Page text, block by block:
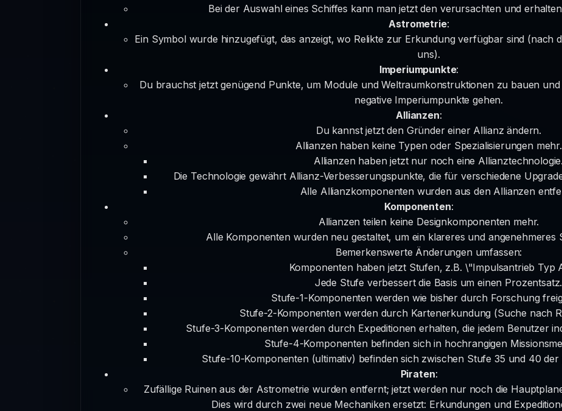
Bei der Auswahl eines Schiffes kann man jetzt den verursachten und
Astrometrie:
Ein Symbol wurde hinzugefügt, das anzeigt, wo Relikte zur Erkundung verfügbar sind (nach
uns).
Imperiumpunkte:
Du brauchst jetzt genügend Punkte, um Module und Weltraumkonstruktionen zu bauen
negative Imperiumpunkte gehen.
Allianzen:
Du kannst jetzt den Gründer einer Allianz ändern.
Allianzen haben keine Typen oder Spezialisierungen mehr.
Allianzen haben jetzt nur noch eine Allianztechnologie.
Die Technologie gewährt Allianz-Verbesserungspunkte, die für verschiedene
Alle Allianzkomponenten wurden aus den Allianzen
Komponenten:
Allianzen teilen keine Designkomponenten mehr.
Alle Komponenten wurden neu gestaltet, um ein klareres und angenehmeres
Bemerkenswerte Änderungen umfassen:
Komponenten haben jetzt Stufen, z.B. \"Impulsantrieb Typ
Jede Stufe verbessert die Basis um einen Prozentsatz.
Stufe-1-Komponenten werden wie bisher durch Forschung
Stufe-2-Komponenten werden durch Kartenerkundung (Suche nach
Stufe-3-Komponenten werden durch Expeditionen erhalten, die jedem Benutzer
Stufe-4-Komponenten befinden sich in hochrangigen
Stufe-10-Komponenten (ultimativ) befinden sich zwischen Stufe 35 und 40
Piraten:
Zufällige Ruinen aus der Astrometrie wurden entfernt; jetzt werden nur noch die
Dies wird durch zwei neue Mechaniken ersetzt: Erkundungen und